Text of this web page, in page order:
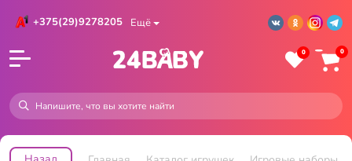
+375(29)9278205 Ещё
0 0